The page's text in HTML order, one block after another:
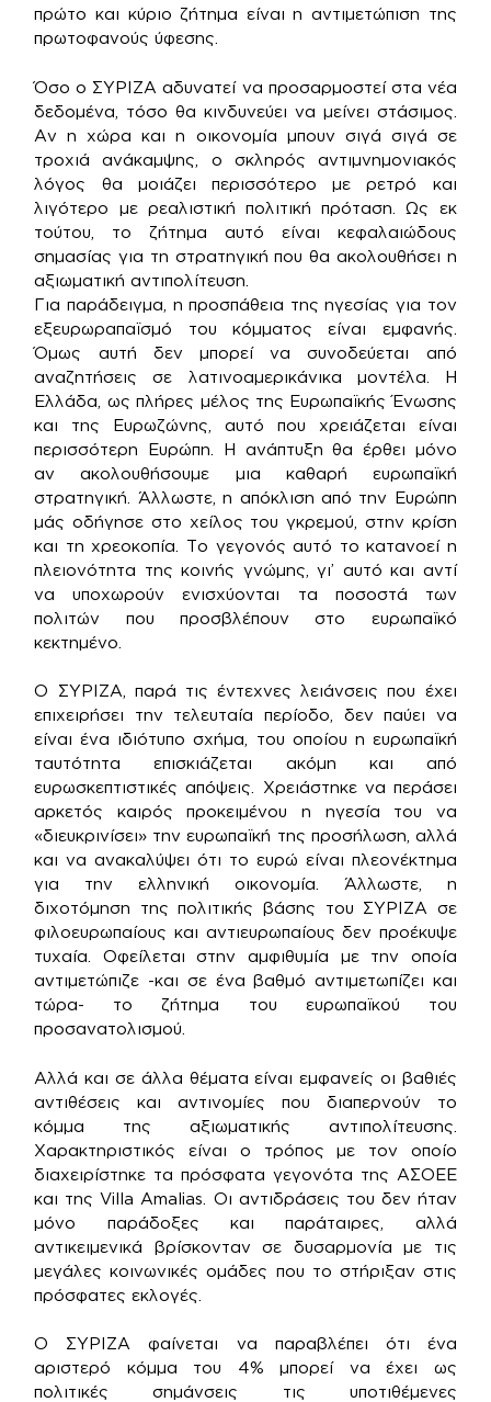
πρώτο και κύριο ζήτημα είναι η αντιμετώπιση της
πρωτοφανούς ύφεσης.
Όσο ο ΣΥΡΙΖΑ αδυνατεί να προσαρμοστεί στα νέα
δεδομένα, τόσο θα κινδυνεύει να μείνει στάσιμος.
Αν η χώρα και η οικονομία μπουν σιγά σιγά σε
τροχιά ανάκαμψης, ο σκληρός αντιμνημονιακός
λόγος θα μοιάζει περισσότερο με ρετρό και
λιγότερο με ρεαλιστική πολιτική πρόταση. Ως εκ
τούτου, το ζήτημα αυτό είναι κεφαλαιώδους
σημασίας για τη στρατηγική που θα ακολουθήσει η
αξιωματική αντιπολίτευση.
Για παράδειγμα, η προσπάθεια της ηγεσίας για τον
εξευρωραπαϊσμό του κόμματος είναι εμφανής.
Όμως αυτή δεν μπορεί να συνοδεύεται από
αναζητήσεις σε λατινοαμερικάνικα μοντέλα. Η
Ελλάδα, ως πλήρες μέλος της Ευρωπαϊκής Ένωσης
και της Ευρωζώνης, αυτό που χρειάζεται είναι
περισσότερη Ευρώπη. Η ανάπτυξη θα έρθει μόνο
αν ακολουθήσουμε μια καθαρή ευρωπαϊκή
στρατηγική. Άλλωστε, η απόκλιση από την Ευρώπη
μάς οδήγησε στο χείλος του γκρεμού, στην κρίση
και τη χρεοκοπία. Το γεγονός αυτό το κατανοεί η
πλειονότητα της κοινής γνώμης, γι’ αυτό και αντί
να υποχωρούν ενισχύονται τα ποσοστά των
πολιτών που προσβλέπουν στο ευρωπαϊκό
κεκτημένο.
Ο ΣΥΡΙΖΑ, παρά τις έντεχνες λειάνσεις που έχει
επιχειρήσει την τελευταία περίοδο, δεν παύει να
είναι ένα ιδιότυπο σχήμα, του οποίου η ευρωπαϊκή
ταυτότητα επισκιάζεται ακόμη και από
ευρωσκεπτιστικές απόψεις. Χρειάστηκε να περάσει
αρκετός καιρός προκειμένου η ηγεσία του να
«διευκρινίσει» την ευρωπαϊκή της προσήλωση, αλλά
και να ανακαλύψει ότι το ευρώ είναι πλεονέκτημα
για την ελληνική οικονομία. Άλλωστε, η
διχοτόμηση της πολιτικής βάσης του ΣΥΡΙΖΑ σε
φιλοευρωπαίους και αντιευρωπαίους δεν προέκυψε
τυχαία. Οφείλεται στην αμφιθυμία με την οποία
αντιμετώπιζε -και σε ένα βαθμό αντιμετωπίζει και
τώρα- το ζήτημα του ευρωπαϊκού του
προσανατολισμού.
Αλλά και σε άλλα θέματα είναι εμφανείς οι βαθιές
αντιθέσεις και αντινομίες που διαπερνούν το
κόμμα της αξιωματικής αντιπολίτευσης.
Χαρακτηριστικός είναι ο τρόπος με τον οποίο
διαχειρίστηκε τα πρόσφατα γεγονότα της ΑΣΟΕΕ
και της Villa Amalias. Οι αντιδράσεις του δεν ήταν
μόνο παράδοξες και παράταιρες, αλλά
αντικειμενικά βρίσκονταν σε δυσαρμονία με τις
μεγάλες κοινωνικές ομάδες που το στήριξαν στις
πρόσφατες εκλογές.
Ο ΣΥΡΙΖΑ φαίνεται να παραβλέπει ότι ένα
αριστερό κόμμα του 4% μπορεί να έχει ως
πολιτικές σημάνσεις τις υποτιθέμενες